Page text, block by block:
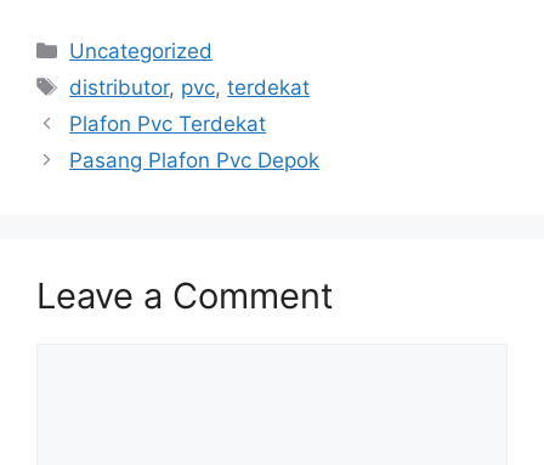
Categories
Uncategorized
Tags
distributor, pvc,terdekat
Plafon Pvc Terdekat
Pasang Plafon Pvc Depok
Leave a Comment